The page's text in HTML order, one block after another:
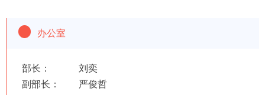
办公室
部长： 刘奕
副部长： 严俊哲